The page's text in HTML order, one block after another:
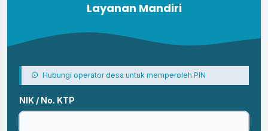
Layanan Mandiri
Hubungi operator desa untuk memperoleh PIN
NIK / No. KTP